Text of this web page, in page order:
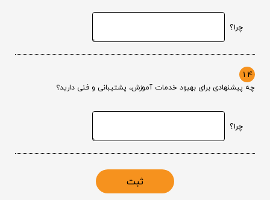
چرا؟
14
چه پیشنهادی برای بهبود خدمات آموزش، پشتیبانی و فنی دارید؟
چرا؟
ثبت